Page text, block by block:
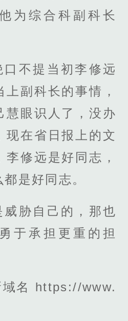
为综合科副科长
口不提当初李修远
副科长的事情，
慧眼识人了，没办
现在省日报上的文
修远是好同志，
是好同志。
威胁自己的，那也
于承担更重的担
域名 https://www.